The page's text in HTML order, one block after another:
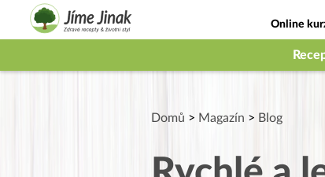
Online
Jak na
Domů > Magazín > Blog